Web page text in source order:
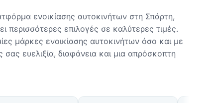
ενοικίασης αυτοκινήτων στη Σπάρτη,
περισσότερες επιλογές σε καλύτερες τιμές.
μάρκες ενοικίασης αυτοκινήτων όσο και με
σας ευελιξία, διαφάνεια και μια απρόσκοπτη
στη Σπάρτη